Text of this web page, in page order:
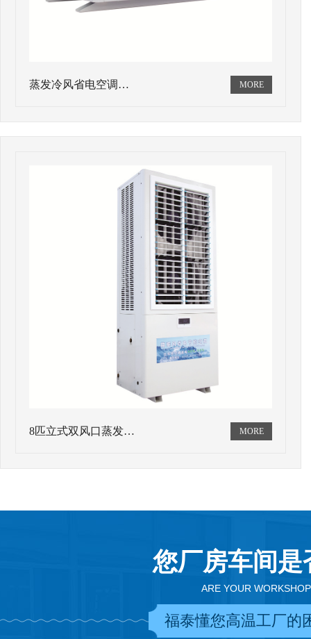
蒸发冷风省电空调…
8匹立式双风口蒸发…
您厂房车间
ARE YOUR
福泰懂您高温工厂的